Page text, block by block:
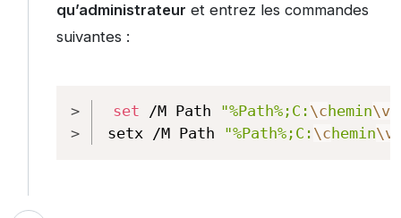
qu’administrateur et entrez les commandes
suivantes :
set /M Path "%Path%;C: \c hemin\v
setx /M Path
"%Path%;C: \c hemin\v
Copy